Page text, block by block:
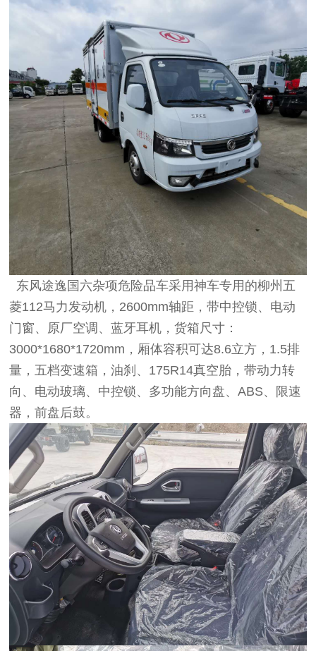
东风途逸国六杂项危险品车采用神车专用的柳州五
菱112马力发动机，2600mm轴距，带中控锁、电动
门窗、原厂空调、蓝牙耳机，货箱尺寸：
3000*1680*1720mm，厢体容积可达8.6立方，1.5排
量，五档变速箱，油刹、175R14真空胎，带动力转
向、电动玻璃、中控锁、多功能方向盘、ABS、限速
器，前盘后鼓。